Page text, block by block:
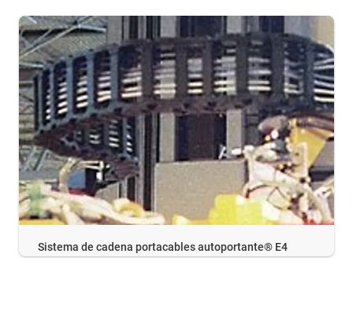
Sistema de cadena portacables autoportante® E4